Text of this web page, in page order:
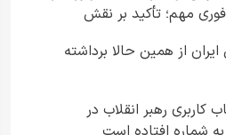
مهم؛ تأکید بر نقش
در ارتقای آگاهی عمومی
از همین حالا برداشته
رهبر انقلاب در